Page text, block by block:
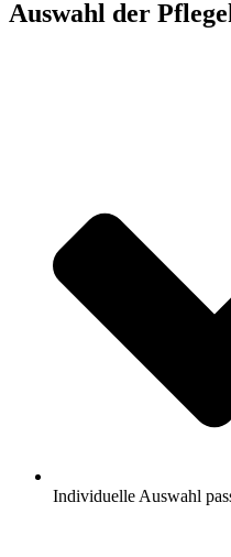
Auswahl der
Individuelle Auswahl